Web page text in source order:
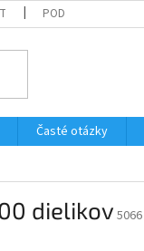
PODMIENKY OOÚ
Časté otázky
dielikov 5066